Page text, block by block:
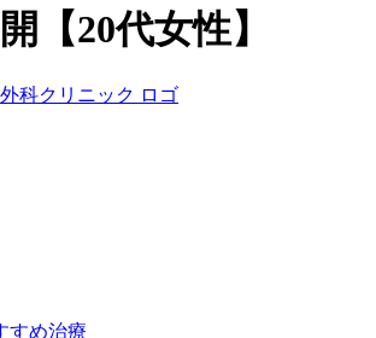
【20代女性】